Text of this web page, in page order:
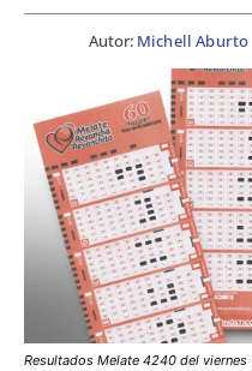
Autor: Michell Aburto
Resultados Melate 4240 del viernes